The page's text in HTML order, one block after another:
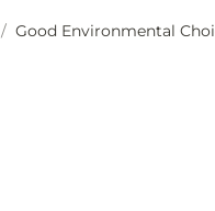
/ Good Environmental